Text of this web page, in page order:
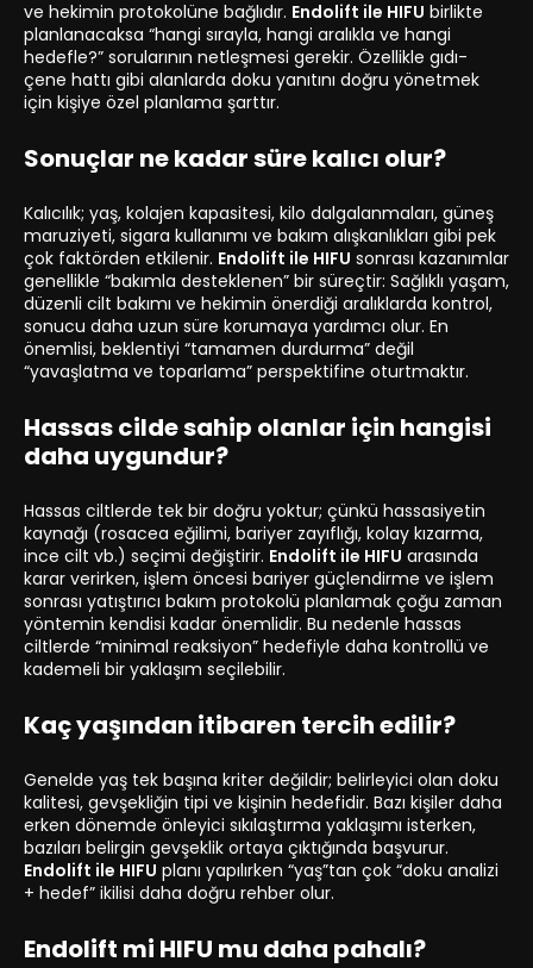
ve hekimin protokolüne bağlıdır. Endolift ile HIFU birlikte
planlanacaksa “hangi sırayla, hangi aralıkla ve hangi
hedefle?” sorularının netleşmesi gerekir. Özellikle gıdı-
çene hattı gibi alanlarda doku yanıtını doğru yönetmek
için kişiye özel planlama şarttır.
Sonuçlar ne kadar süre kalıcı olur?
Kalıcılık; yaş, kolajen kapasitesi, kilo dalgalanmaları, güneş
maruziyeti, sigara kullanımı ve bakım alışkanlıkları gibi pek
çok faktörden etkilenir. Endolift ile HIFU sonrası kazanımlar
genellikle “bakımla desteklenen” bir süreçtir: Sağlıklı yaşam,
düzenli cilt bakımı ve hekimin önerdiği aralıklarda kontrol,
sonucu daha uzun süre korumaya yardımcı olur. En
önemlisi, beklentiyi “tamamen durdurma” değil
“yavaşlatma ve toparlama” perspektifine oturtmaktır.
Hassas cilde sahip olanlar için hangisi
daha uygundur?
Hassas ciltlerde tek bir doğru yoktur; çünkü hassasiyetin
kaynağı (rosacea eğilimi, bariyer zayıflığı, kolay kızarma,
ince cilt vb.) seçimi değiştirir. Endolift ile HIFU arasında
karar verirken, işlem öncesi bariyer güçlendirme ve işlem
sonrası yatıştırıcı bakım protokolü planlamak çoğu zaman
yöntemin kendisi kadar önemlidir. Bu nedenle hassas
ciltlerde “minimal reaksiyon” hedefiyle daha kontrollü ve
kademeli bir yaklaşım seçilebilir.
Kaç yaşından itibaren tercih edilir?
Genelde yaş tek başına kriter değildir; belirleyici olan doku
kalitesi, gevşekliğin tipi ve kişinin hedefidir. Bazı kişiler daha
erken dönemde önleyici sıkılaştırma yaklaşımı isterken,
bazıları belirgin gevşeklik ortaya çıktığında başvurur.
Endolift ile HIFU planı yapılırken “yaş”tan çok “doku analizi
+ hedef” ikilisi daha doğru rehber olur.
Endolift mi HIFU mu daha pahalı?